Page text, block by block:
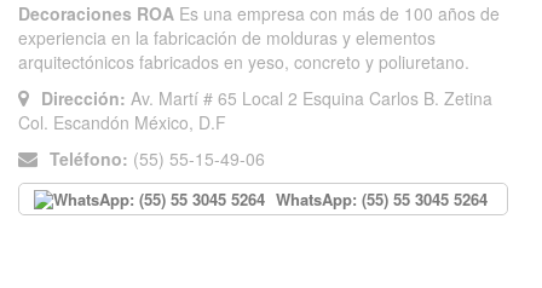
Decoraciones ROA Es una empresa con más de 100 años de
experiencia en la fabricación de molduras y elementos
arquitectónicos fabricados en yeso, concreto y poliuretano.
Dirección: Av. Martí # 65 Local 2 Esquina Carlos B. Zetina
Col. Escandón México, D.F
Teléfono: (55) 55-15-49-06
WhatsApp: (55) 55 3045 5264